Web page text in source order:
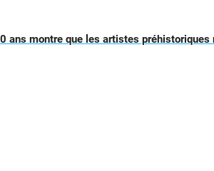
ans montre que les artistes